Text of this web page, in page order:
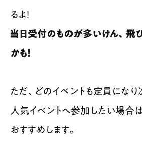
るよ！
当日受付のものが多いけん、飛
かも！
ただ、どのイベントも定員になり
人気イベントへ参加したい場合
おすすめします。